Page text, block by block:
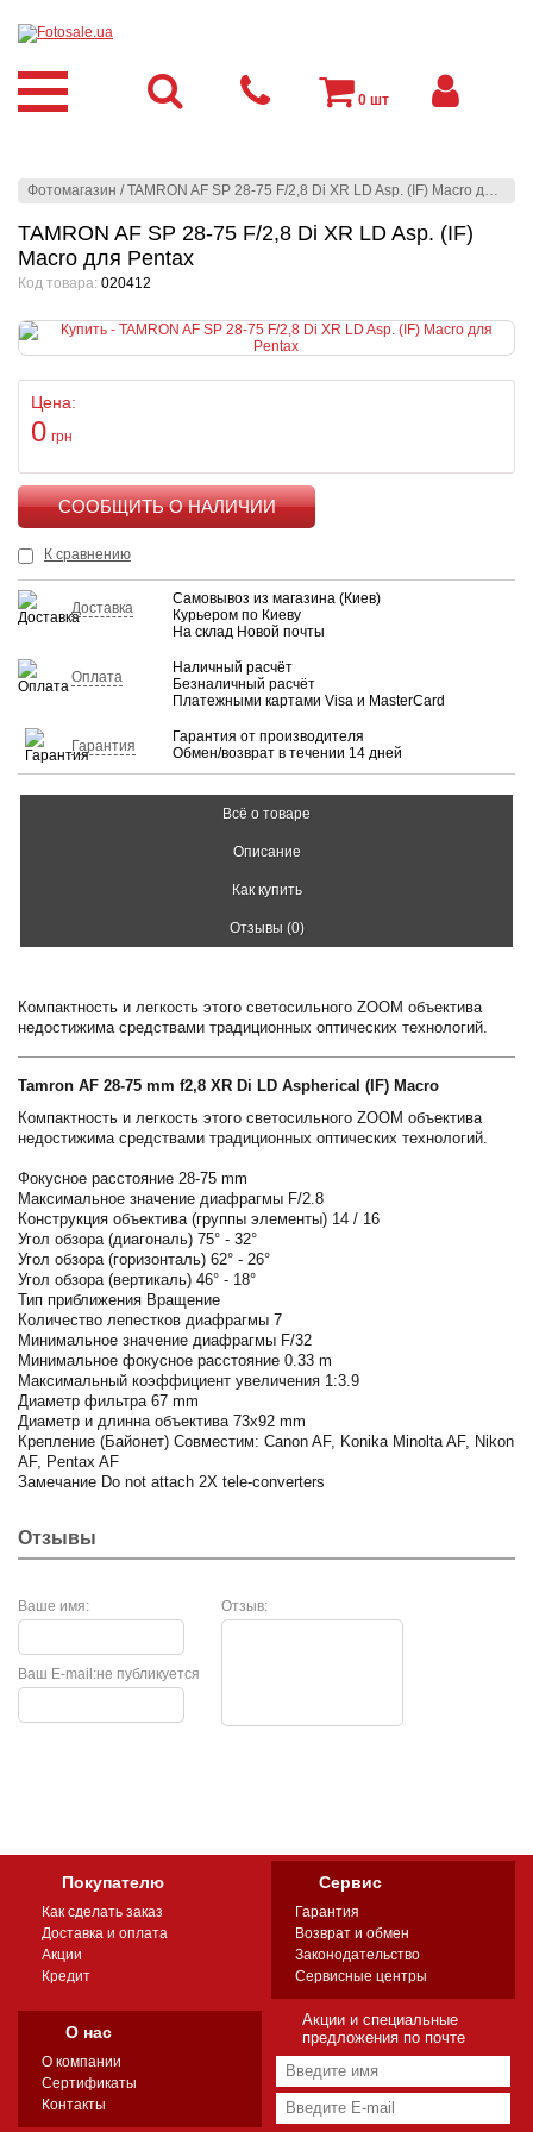
Фотомагазин /TAMRON AF SP 28-75 F/2,8 Di XR LD Asp. (IF) Macro для Pentax
TAMRON AF SP 28-75 F/2,8 Di XR LD Asp. (IF)
Macro для Pentax
Код товара: 020412
Цена:
0 грн
К сравнению
Доставка
Самовывоз из магазина (Киев)
Курьером по Киеву
На склад Новой почты
Оплата
Наличный расчёт
Безналичный расчёт
Платежными картами Visa и MasterCard
Гарантия
Гарантия от производителя
Обмен/возврат в течении 14 дней
Всё о товаре
Описание
Как купить
Отзывы (0)
Компактность и легкость этого светосильного ZOOM объектива
недостижима средствами традиционных оптических технологий.
Tamron AF 28-75 mm f2,8 XR Di LD Aspherical (IF) Macro
Компактность и легкость этого светосильного ZOOM объектива
недостижима средствами традиционных оптических технологий.
Фокусное расстояние 28-75 mm
Максимальное значение диафрагмы F/2.8
Конструкция объектива (группы элементы) 14 / 16
Угол обзора (диагональ) 75° - 32°
Угол обзора (горизонталь) 62° - 26°
Угол обзора (вертикаль) 46° - 18°
Тип приближения Вращение
Количество лепестков диафрагмы 7
Минимальное значение диафрагмы F/32
Минимальное фокусное расстояние 0.33 m
Максимальный коэффициент увеличения 1:3.9
Диаметр фильтра 67 mm
Диаметр и длинна объектива 73x92 mm
Крепление (Байонет) Совместим: Canon AF, Konika Minolta AF, Nikon
AF, Pentax AF
Замечание Do not attach 2X tele-converters
Отзывы
Ваше имя: Отзыв:
не публикуется
Ваш E-mail:
0 шт
Покупателю
Как сделать заказ
Доставка и оплата
Акции
Кредит
Сервис
Гарантия
Возврат и обмен
Законодательство
Сервисные центры
О нас
О компании
Сертификаты
Контакты
Акции и специальные
предложения по почте